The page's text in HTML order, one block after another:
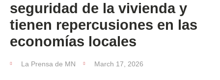
seguridad de la vivienda y
tienen repercusiones en las
economías locales
La Prensa de MN March 17, 2026